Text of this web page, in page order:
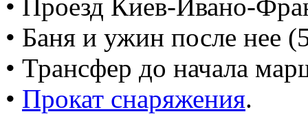
• Проезд Киев-Ивано-
• Баня и ужин после нее
• Трансфер до начала
• Прокат снаряжения.